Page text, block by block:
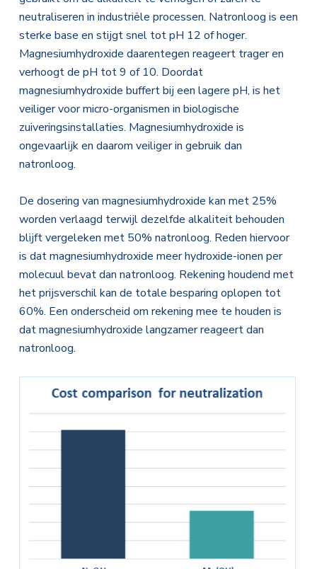
neutraliseren in industriële processen. Natronloog is een
sterke base en stijgt snel tot pH 12 of hoger.
Magnesiumhydroxide daarentegen reageert trager en
verhoogt de pH tot 9 of 10. Doordat
magnesiumhydroxide buffert bij een lagere pH, is het
veiliger voor micro-organismen in biologische
zuiveringsinstallaties. Magnesiumhydroxide is
ongevaarlijk en daarom veiliger in gebruik dan
natronloog.
De dosering van magnesiumhydroxide kan met 25%
worden verlaagd terwijl dezelfde alkaliteit behouden
blijft vergeleken met 50% natronloog. Reden hiervoor
is dat magnesiumhydroxide meer hydroxide-ionen per
molecuul bevat dan natronloog. Rekening houdend met
het prijsverschil kan de totale besparing oplopen tot
60%. Een onderscheid om rekening mee te houden is
dat magnesiumhydroxide langzamer reageert dan
natronloog.